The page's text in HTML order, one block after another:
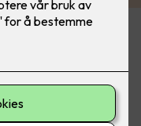
nye